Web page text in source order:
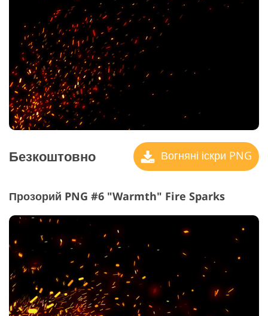
Безкоштовно Вогняні іскри PNG
Прозорий PNG #6 "Warmth" Fire Sparks